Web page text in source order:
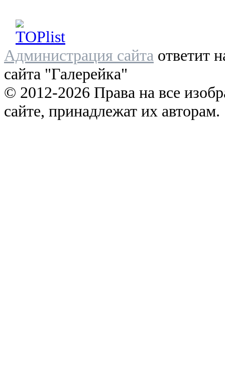
Администрация сайта ответит
сайта "Галерейка"
© 2012-2026 Права на все
сайте, принадлежат их авторам.